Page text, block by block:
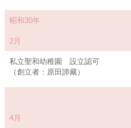
昭和30年
2月
私立聖和幼稚園 設立認可
（創立者：原田諦藏）
4月